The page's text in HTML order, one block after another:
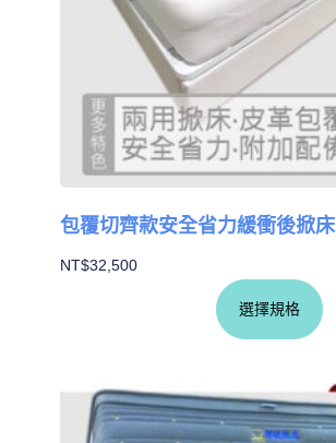
包覆切齊款安全省力緩衝後掀床
NT$32,500
選擇規格